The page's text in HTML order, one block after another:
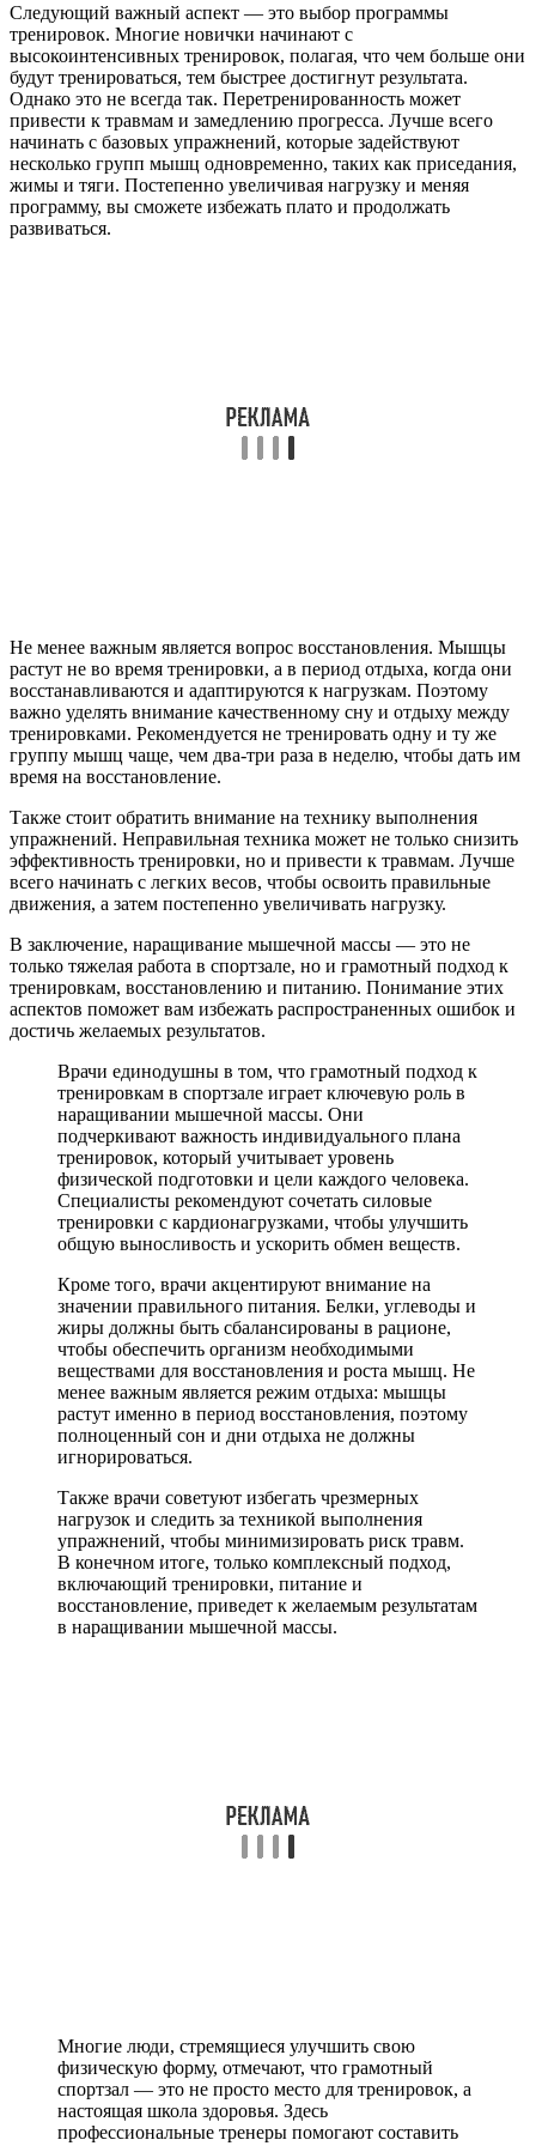
Следующий важный аспект — это выбор программы
тренировок. Многие новички начинают с
высокоинтенсивных тренировок, полагая, что чем больше они
будут тренироваться, тем быстрее достигнут результата.
Однако это не всегда так. Перетренированность может
привести к травмам и замедлению прогресса. Лучше всего
начинать с базовых упражнений, которые задействуют
несколько групп мышц одновременно, таких как приседания,
жимы и тяги. Постепенно увеличивая нагрузку и меняя
программу, вы сможете избежать плато и продолжать
развиваться.
Не менее важным является вопрос восстановления. Мышцы
растут не во время тренировки, а в период отдыха, когда они
восстанавливаются и адаптируются к нагрузкам. Поэтому
важно уделять внимание качественному сну и отдыху между
тренировками. Рекомендуется не тренировать одну и ту же
группу мышц чаще, чем два-три раза в неделю, чтобы дать им
время на восстановление.
Также стоит обратить внимание на технику выполнения
упражнений. Неправильная техника может не только снизить
эффективность тренировки, но и привести к травмам. Лучше
всего начинать с легких весов, чтобы освоить правильные
движения, а затем постепенно увеличивать нагрузку.
В заключение, наращивание мышечной массы — это не
только тяжелая работа в спортзале, но и грамотный подход к
тренировкам, восстановлению и питанию. Понимание этих
аспектов поможет вам избежать распространенных ошибок и
достичь желаемых результатов.
Врачи единодушны в том, что грамотный подход к
тренировкам в спортзале играет ключевую роль в
наращивании мышечной массы. Они
подчеркивают важность индивидуального плана
тренировок, который учитывает уровень
физической подготовки и цели каждого человека.
Специалисты рекомендуют сочетать силовые
тренировки с кардионагрузками, чтобы улучшить
общую выносливость и ускорить обмен веществ.
Кроме того, врачи акцентируют внимание на
значении правильного питания. Белки, углеводы и
жиры должны быть сбалансированы в рационе,
чтобы обеспечить организм необходимыми
веществами для восстановления и роста мышц. Не
менее важным является режим отдыха: мышцы
растут именно в период восстановления, поэтому
полноценный сон и дни отдыха не должны
игнорироваться.
Также врачи советуют избегать чрезмерных
нагрузок и следить за техникой выполнения
упражнений, чтобы минимизировать риск травм.
В конечном итоге, только комплексный подход,
включающий тренировки, питание и
восстановление, приведет к желаемым результатам
в наращивании мышечной массы.
Многие люди, стремящиеся улучшить свою
физическую форму, отмечают, что грамотный
спортзал — это не просто место для тренировок, а
настоящая школа здоровья. Здесь
профессиональные тренеры помогают составить